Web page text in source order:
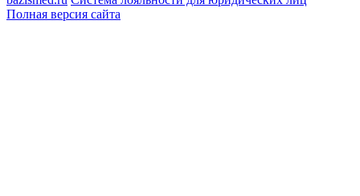
Полная версия сайта